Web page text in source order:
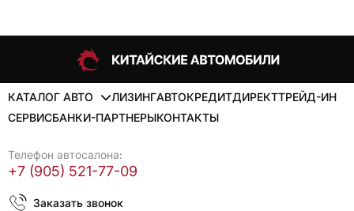
КАТАЛОГ АВТО ЛИЗИНГАВТОКРЕДИТДИРЕКТТРЕЙД-ИН
СЕРВИСБАНКИ-ПАРТНЕРЫКОНТАКТЫ
Телефон автосалона:
+7 (905) 521-77-09
Заказать звонок